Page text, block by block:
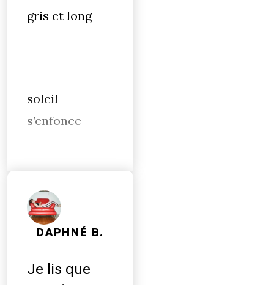
gris et long
soleil
s’enfonce
DAPHNÉ B.
Je lis que